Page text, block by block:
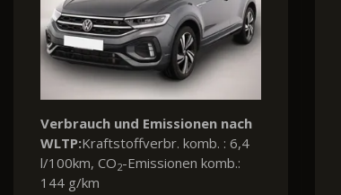
Verbrauch und Emissionen nach
WLTP:Kraftstoffverbr. komb. : 4,6
l/100km, CO2-Emissionen komb.:
122 g/km, CO